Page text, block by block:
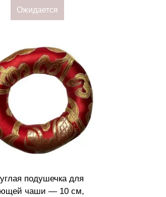
Ожидается
подушечка для
чаши — 10 см,